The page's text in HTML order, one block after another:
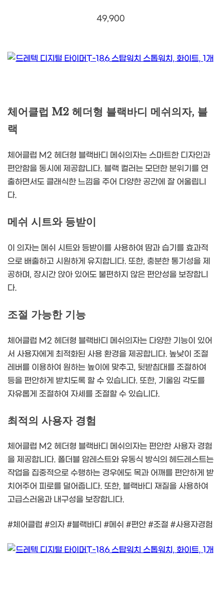
49,900
체어클럽 M2 헤더형 블랙바디 메쉬의자, 블
랙
체어클럽 M2 헤더형 블랙바디 메쉬의자는 스마트한 디자인과
편안함을 동시에 제공합니다. 블랙 컬러는 모던한 분위기를 연
출하면서도 클래식한 느낌을 주어 다양한 공간에 잘 어울립니
다.
메쉬 시트와 등받이
이 의자는 메쉬 시트와 등받이를 사용하여 땀과 습기를 효과적
으로 배출하고 시원하게 유지합니다. 또한, 충분한 통기성을 제
공하며, 장시간 앉아 있어도 불편하지 않은 편안성을 보장합니
다.
조절 가능한 기능
체어클럽 M2 헤더형 블랙바디 메쉬의자는 다양한 기능이 있어
서 사용자에게 최적화된 사용 환경을 제공합니다. 높낮이 조절
레버를 이용하여 원하는 높이에 맞추고, 뒷받침대를 조절하여
등을 편안하게 받치도록 할 수 있습니다. 또한, 기울임 각도를
자유롭게 조절하여 자세를 조절할 수 있습니다.
최적의 사용자 경험
체어클럽 M2 헤더형 블랙바디 메쉬의자는 편안한 사용자 경험
을 제공합니다. 폴더블 암레스트와 유동식 방식의 헤드레스트는
작업을 집중적으로 수행하는 경우에도 목과 어깨를 편안하게 받
치어주어 피로를 덜어줍니다. 또한, 블랙바디 재질을 사용하여
고급스러움과 내구성을 보장합니다.
#체어클럽 #의자 #블랙바디 #메쉬 #편안 #조절 #사용자경험